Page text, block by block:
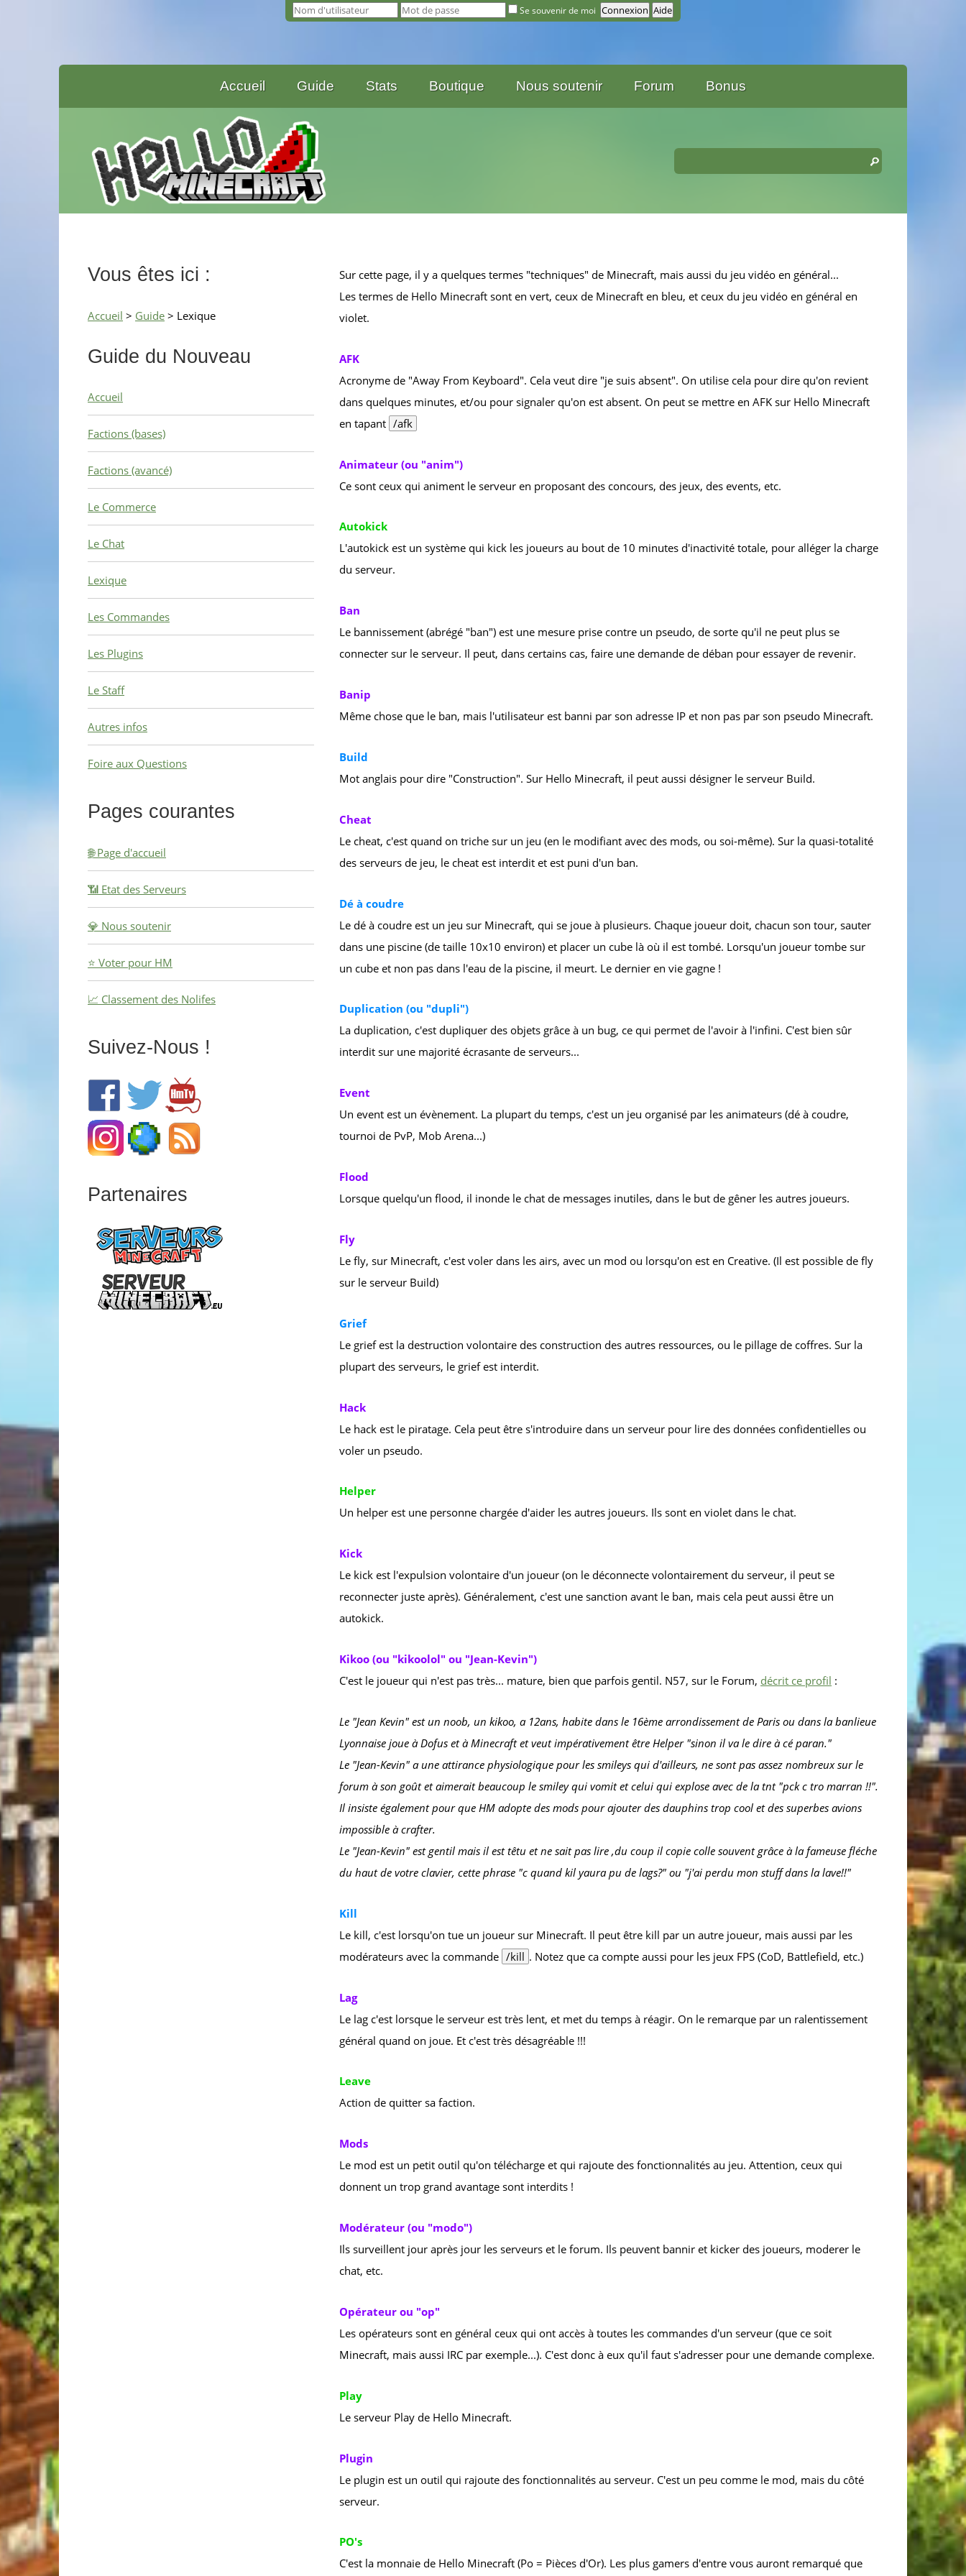
Se souvenir de moi
Accueil Guide Stats Boutique Nous soutenir Forum Bonus
Vous êtes ici :
Accueil > Guide > Lexique
Guide du Nouveau
Accueil
Factions (bases)
Factions (avancé)
Le Commerce
Le Chat
Lexique
Les Commandes
Les Plugins
Le Staff
Autres infos
Foire aux Questions
Pages courantes
🌐 Page d'accueil
📶 Etat des Serveurs
💎 Nous soutenir
⭐ Voter pour HM
📈 Classement des Nolifes
Suivez-Nous !
Partenaires
Sur cette page, il y a quelques termes "techniques" de Minecraft, mais aussi du jeu vidéo en général...
Les termes de Hello Minecraft sont en vert, ceux de Minecraft en bleu, et ceux du jeu vidéo en général en
violet.
AFK
Acronyme de "Away From Keyboard". Cela veut dire "je suis absent". On utilise cela pour dire qu'on revient
dans quelques minutes, et/ou pour signaler qu'on est absent. On peut se mettre en AFK sur Hello Minecraft
en tapant /afk
Animateur (ou "anim")
Ce sont ceux qui animent le serveur en proposant des concours, des jeux, des events, etc.
Autokick
L'autokick est un système qui kick les joueurs au bout de 10 minutes d'inactivité totale, pour alléger la charge
du serveur.
Ban
Le bannissement (abrégé "ban") est une mesure prise contre un pseudo, de sorte qu'il ne peut plus se
connecter sur le serveur. Il peut, dans certains cas, faire une demande de déban pour essayer de revenir.
Banip
Même chose que le ban, mais l'utilisateur est banni par son adresse IP et non pas par son pseudo Minecraft.
Build
Mot anglais pour dire "Construction". Sur Hello Minecraft, il peut aussi désigner le serveur Build.
Cheat
Le cheat, c'est quand on triche sur un jeu (en le modifiant avec des mods, ou soi-même). Sur la quasi-totalité
des serveurs de jeu, le cheat est interdit et est puni d'un ban.
Dé à coudre
Le dé à coudre est un jeu sur Minecraft, qui se joue à plusieurs. Chaque joueur doit, chacun son tour, sauter
dans une piscine (de taille 10x10 environ) et placer un cube là où il est tombé. Lorsqu'un joueur tombe sur
un cube et non pas dans l'eau de la piscine, il meurt. Le dernier en vie gagne !
Duplication (ou "dupli")
La duplication, c'est dupliquer des objets grâce à un bug, ce qui permet de l'avoir à l'infini. C'est bien sûr
interdit sur une majorité écrasante de serveurs...
Event
Un event est un évènement. La plupart du temps, c'est un jeu organisé par les animateurs (dé à coudre,
tournoi de PvP, Mob Arena...)
Flood
Lorsque quelqu'un flood, il inonde le chat de messages inutiles, dans le but de gêner les autres joueurs.
Fly
Le fly, sur Minecraft, c'est voler dans les airs, avec un mod ou lorsqu'on est en Creative. (Il est possible de fly
sur le serveur Build)
Grief
Le grief est la destruction volontaire des construction des autres ressources, ou le pillage de coffres. Sur la
plupart des serveurs, le grief est interdit.
Hack
Le hack est le piratage. Cela peut être s'introduire dans un serveur pour lire des données confidentielles ou
voler un pseudo.
Helper
Un helper est une personne chargée d'aider les autres joueurs. Ils sont en violet dans le chat.
Kick
Le kick est l'expulsion volontaire d'un joueur (on le déconnecte volontairement du serveur, il peut se
reconnecter juste après). Généralement, c'est une sanction avant le ban, mais cela peut aussi être un
autokick.
Kikoo (ou "kikoolol" ou "Jean-Kevin")
C'est le joueur qui n'est pas très... mature, bien que parfois gentil. N57, sur le Forum, décrit ce profil :
Le "Jean Kevin" est un noob, un kikoo, a 12ans, habite dans le 16ème arrondissement de Paris ou dans la banlieue
Lyonnaise joue à Dofus et à Minecraft et veut impérativement être Helper "sinon il va le dire à cé paran."
Le "Jean-Kevin" a une attirance physiologique pour les smileys qui d'ailleurs, ne sont pas assez nombreux sur le
forum à son goût et aimerait beaucoup le smiley qui vomit et celui qui explose avec de la tnt "pck c tro marran !!".
Il insiste également pour que HM adopte des mods pour ajouter des dauphins trop cool et des superbes avions
impossible à crafter.
Le "Jean-Kevin" est gentil mais il est têtu et ne sait pas lire ,du coup il copie colle souvent grâce à la fameuse fléche
du haut de votre clavier, cette phrase "c quand kil yaura pu de lags?" ou "j'ai perdu mon stuff dans la lave!!"
Kill
Le kill, c'est lorsqu'on tue un joueur sur Minecraft. Il peut être kill par un autre joueur, mais aussi par les
modérateurs avec la commande /kill . Notez que ca compte aussi pour les jeux FPS (CoD, Battlefield, etc.)
Lag
Le lag c'est lorsque le serveur est très lent, et met du temps à réagir. On le remarque par un ralentissement
général quand on joue. Et c'est très désagréable !!!
Leave
Action de quitter sa faction.
Mods
Le mod est un petit outil qu'on télécharge et qui rajoute des fonctionnalités au jeu. Attention, ceux qui
donnent un trop grand avantage sont interdits !
Modérateur (ou "modo")
Ils surveillent jour après jour les serveurs et le forum. Ils peuvent bannir et kicker des joueurs, moderer le
chat, etc.
Opérateur ou "op"
Les opérateurs sont en général ceux qui ont accès à toutes les commandes d'un serveur (que ce soit
Minecraft, mais aussi IRC par exemple...). C'est donc à eux qu'il faut s'adresser pour une demande complexe.
Play
Le serveur Play de Hello Minecraft.
Plugin
Le plugin est un outil qui rajoute des fonctionnalités au serveur. C'est un peu comme le mod, mais du côté
serveur.
PO's
C'est la monnaie de Hello Minecraft (Po = Pièces d'Or). Les plus gamers d'entre vous auront remarqué que